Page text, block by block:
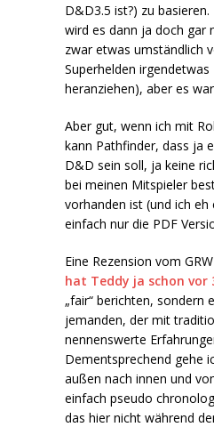
D&D3.5 ist?) zu
wird es dann ja doch gar
zwar etwas umständlich
Superhelden irgendetwas
heranziehen), aber es
Aber gut, wenn ich mit
kann Pathfinder, dass ja
D&D sein soll, ja keine
bei meinen Mitspieler
vorhanden ist (und ich
einfach nur die PDF
Eine Rezension vom
hat Teddy ja schon vor
„fair“ berichten, sondern
jemanden, der mit
nennenswerte
Dementsprechend gehe
außen nach innen und
einfach pseudo
das hier nicht während